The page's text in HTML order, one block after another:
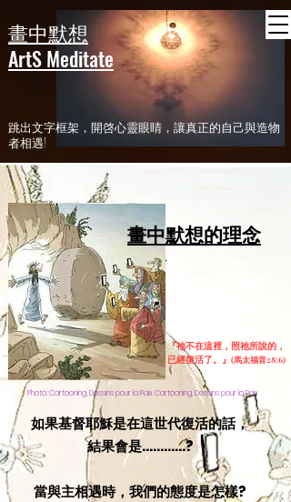
畫中默想
ArtS Meditate
​跳出文字框架，開啓心靈眼睛，讓真正的自己與造物
者相遇!
『祂不在這裡，照祂所說的，
已經復活了。』 (馬太福音28:6)
畫中默想的理念
Photo: Cartooning, Dessins pour la Paix Cartooning, Dessins pour la Paix
如果基督耶穌是在這世代復活的話，
結果會是............?
當與主相遇時，我們的態度是怎樣?